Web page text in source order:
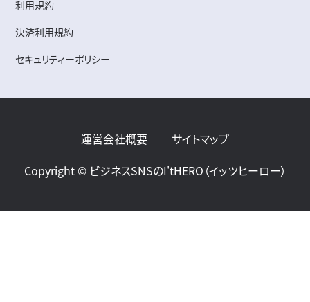
利用規約
決済利用規約
セキュリティーポリシー
運営会社概要
サイトマップ
Copyright © ビジネスSNSのI'tHERO（イッツヒーロー）